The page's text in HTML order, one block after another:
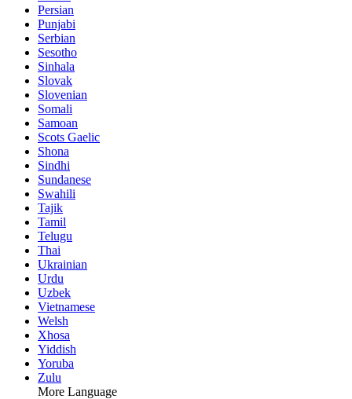
Persian
Punjabi
Serbian
Sesotho
Sinhala
Slovak
Slovenian
Somali
Samoan
Scots Gaelic
Shona
Sindhi
Sundanese
Swahili
Tajik
Tamil
Telugu
Thai
Ukrainian
Urdu
Uzbek
Vietnamese
Welsh
Xhosa
Yiddish
Yoruba
Zulu
More Language